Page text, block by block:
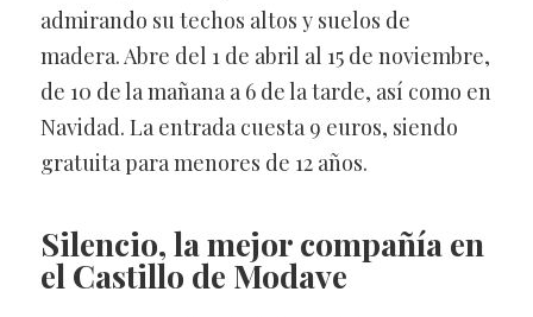
admirando su techos altos y suelos de
madera. Abre del 1 de abril al 15 de noviembre,
de 10 de la mañana a 6 de la tarde, así como en
Navidad. La entrada cuesta 9 euros, siendo
gratuita para menores de 12 años.
Silencio, la mejor compañía en
el Castillo de Modave